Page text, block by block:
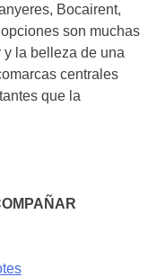
Bocairent,
son muchas
la belleza de una
centrales
que la